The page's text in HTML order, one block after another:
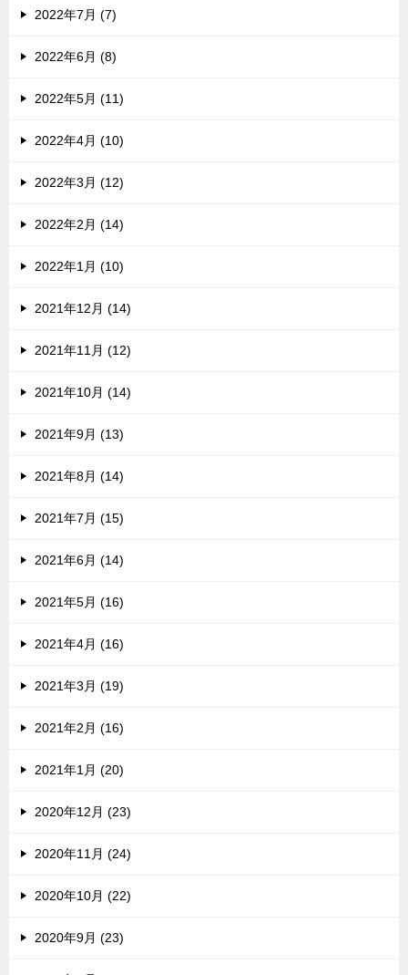
2022年7月 (7)
2022年6月 (8)
2022年5月 (11)
2022年4月 (10)
2022年3月 (12)
2022年2月 (14)
2022年1月 (10)
2021年12月 (14)
2021年11月 (12)
2021年10月 (14)
2021年9月 (13)
2021年8月 (14)
2021年7月 (15)
2021年6月 (14)
2021年5月 (16)
2021年4月 (16)
2021年3月 (19)
2021年2月 (16)
2021年1月 (20)
2020年12月 (23)
2020年11月 (24)
2020年10月 (22)
2020年9月 (23)